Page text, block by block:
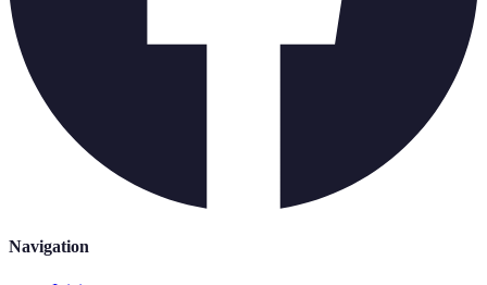
Navigation